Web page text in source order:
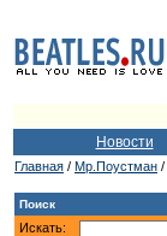
Новости
Главная / Мр.Поустман /
Поиск
Искать: